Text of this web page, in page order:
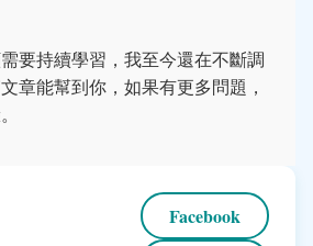
要持續學習，我至今還在不斷調
章能幫到你，如果有更多問題，
Facebook